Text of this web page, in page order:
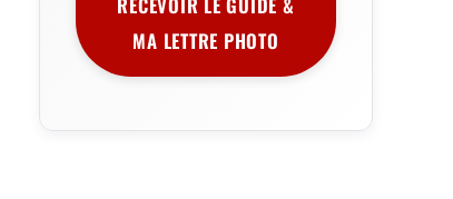
MA LETTRE PHOTO